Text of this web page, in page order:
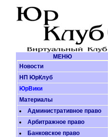
МЕНЮ
Новости
НП ЮрКлуб
ЮрВики
Материалы
Административное право
Арбитражное право
Банковское право